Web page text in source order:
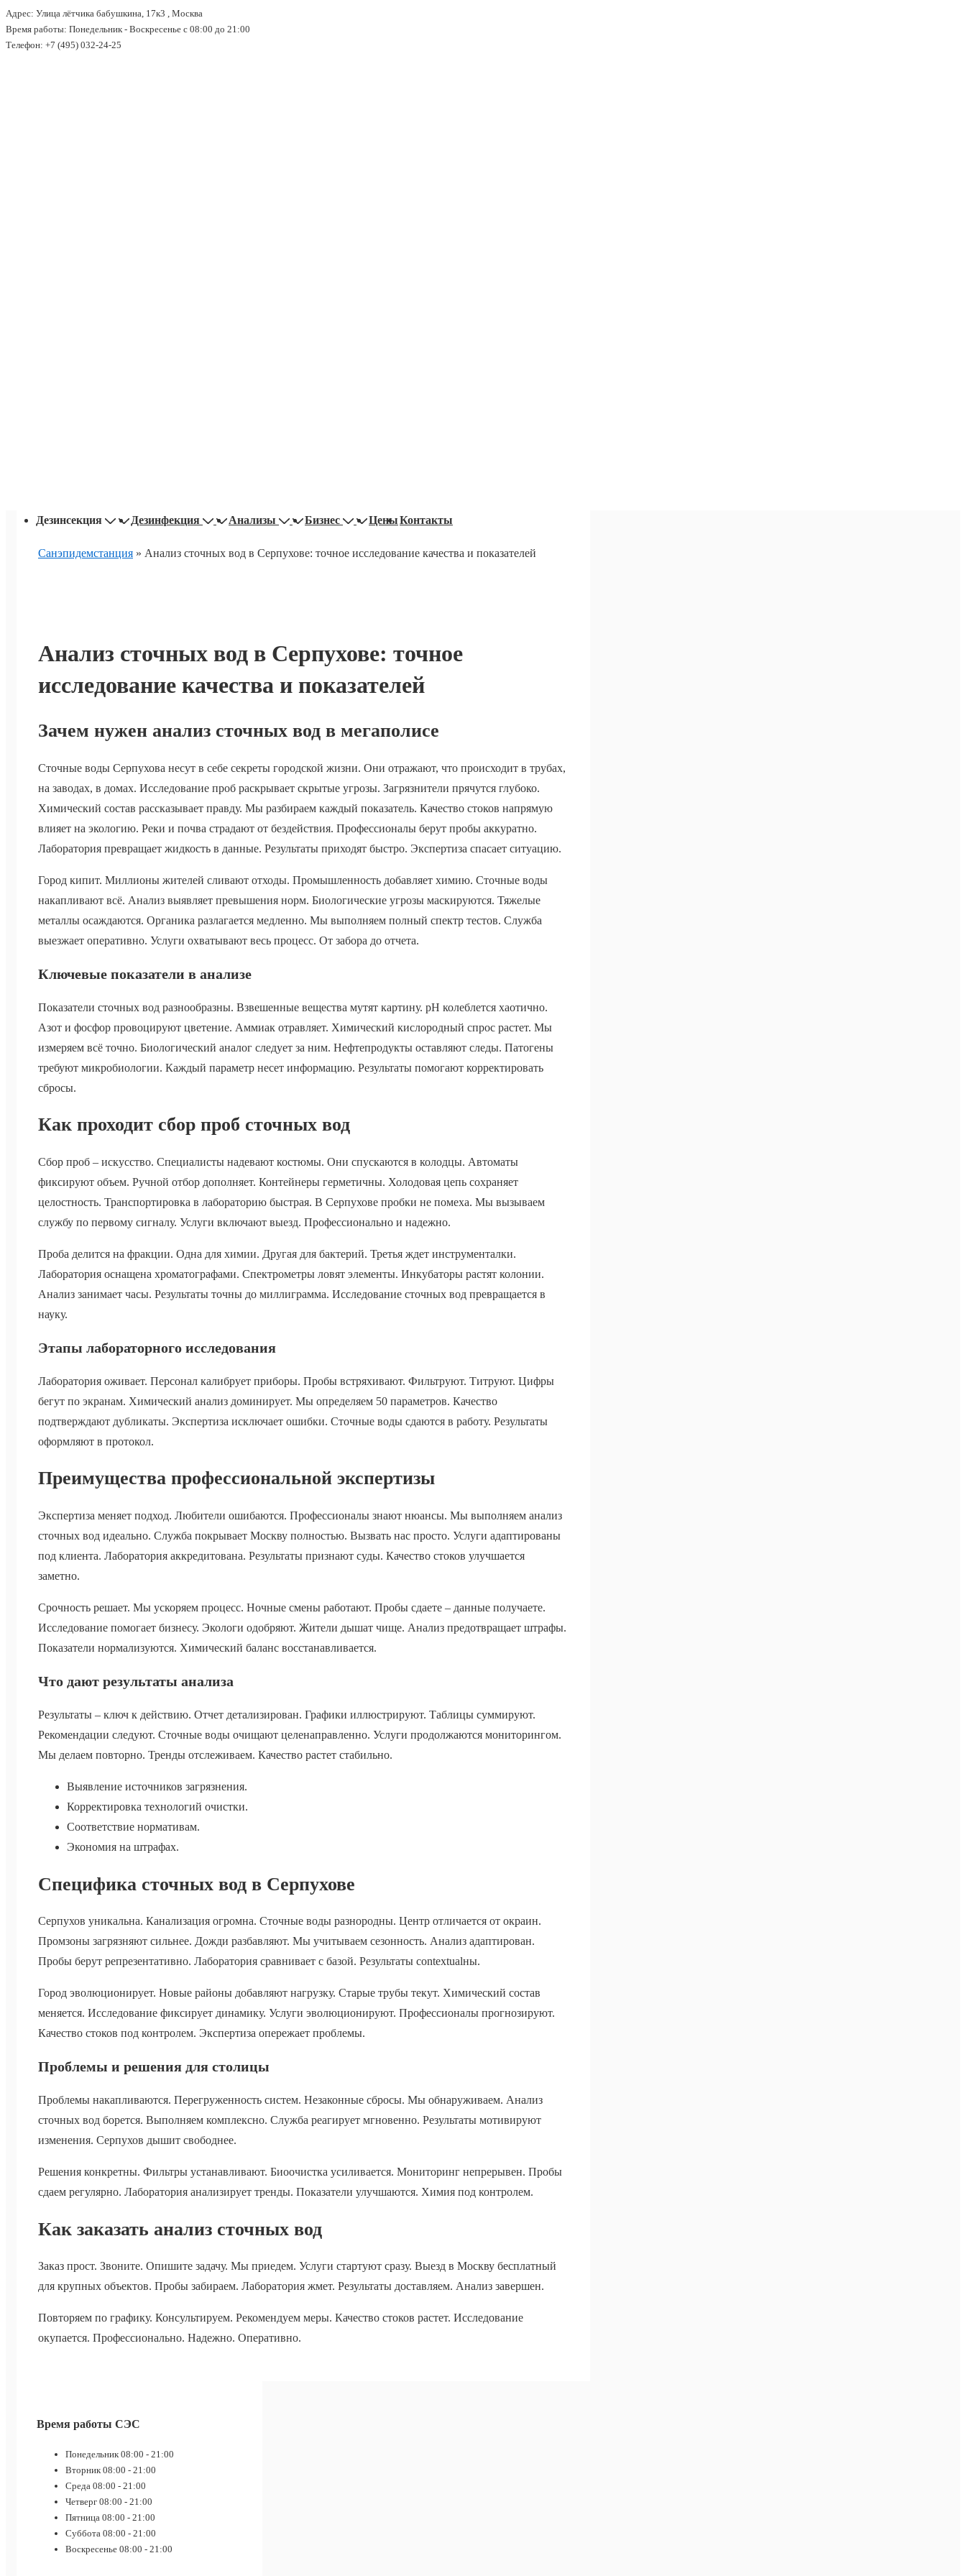
↓
Перейти
Адрес: Улица лётчика бабушкина, 17к3 , Москва
Время работы: Понедельник - Воскресенье с 08:00 до 21:00
Телефон: +7 (495) 032-24-25
ОсновнаяДезинсекция Дезинфекция Анализы Бизнес ЦеныКонтакты
Санэпидемстанция » Анализ сточных вод в Серпухове: точное исследование качества и показателей
Анализ сточных вод в Серпухове: точное
исследование качества и показателей
Зачем нужен анализ сточных вод в мегаполисе
Сточные воды Серпухова несут в себе секреты городской жизни. Они отражают, что происходит в трубах,
на заводах, в домах. Исследование проб раскрывает скрытые угрозы. Загрязнители прячутся глубоко.
Химический состав рассказывает правду. Мы разбираем каждый показатель. Качество стоков напрямую
влияет на экологию. Реки и почва страдают от бездействия. Профессионалы берут пробы аккуратно.
Лаборатория превращает жидкость в данные. Результаты приходят быстро. Экспертиза спасает ситуацию.
Город кипит. Миллионы жителей сливают отходы. Промышленность добавляет химию. Сточные воды
накапливают всё. Анализ выявляет превышения норм. Биологические угрозы маскируются. Тяжелые
металлы осаждаются. Органика разлагается медленно. Мы выполняем полный спектр тестов. Служба
выезжает оперативно. Услуги охватывают весь процесс. От забора до отчета.
Ключевые показатели в анализе
Показатели сточных вод разнообразны. Взвешенные вещества мутят картину. pH колеблется хаотично.
Азот и фосфор провоцируют цветение. Аммиак отравляет. Химический кислородный спрос растет. Мы
измеряем всё точно. Биологический аналог следует за ним. Нефтепродукты оставляют следы. Патогены
требуют микробиологии. Каждый параметр несет информацию. Результаты помогают корректировать
сбросы.
Как проходит сбор проб сточных вод
Сбор проб – искусство. Специалисты надевают костюмы. Они спускаются в колодцы. Автоматы
фиксируют объем. Ручной отбор дополняет. Контейнеры герметичны. Холодовая цепь сохраняет
целостность. Транспортировка в лабораторию быстрая. В Серпухове пробки не помеха. Мы вызываем
службу по первому сигналу. Услуги включают выезд. Профессионально и надежно.
Проба делится на фракции. Одна для химии. Другая для бактерий. Третья ждет инструменталки.
Лаборатория оснащена хроматографами. Спектрометры ловят элементы. Инкубаторы растят колонии.
Анализ занимает часы. Результаты точны до миллиграмма. Исследование сточных вод превращается в
науку.
Этапы лабораторного исследования
Лаборатория оживает. Персонал калибрует приборы. Пробы встряхивают. Фильтруют. Титруют. Цифры
бегут по экранам. Химический анализ доминирует. Мы определяем 50 параметров. Качество
подтверждают дубликаты. Экспертиза исключает ошибки. Сточные воды сдаются в работу. Результаты
оформляют в протокол.
Преимущества профессиональной экспертизы
Экспертиза меняет подход. Любители ошибаются. Профессионалы знают нюансы. Мы выполняем анализ
сточных вод идеально. Служба покрывает Москву полностью. Вызвать нас просто. Услуги адаптированы
под клиента. Лаборатория аккредитована. Результаты признают суды. Качество стоков улучшается
заметно.
Срочность решает. Мы ускоряем процесс. Ночные смены работают. Пробы сдаете – данные получаете.
Исследование помогает бизнесу. Экологи одобряют. Жители дышат чище. Анализ предотвращает штрафы.
Показатели нормализуются. Химический баланс восстанавливается.
Что дают результаты анализа
Результаты – ключ к действию. Отчет детализирован. Графики иллюстрируют. Таблицы суммируют.
Рекомендации следуют. Сточные воды очищают целенаправленно. Услуги продолжаются мониторингом.
Мы делаем повторно. Тренды отслеживаем. Качество растет стабильно.
Выявление источников загрязнения.
Корректировка технологий очистки.
Соответствие нормативам.
Экономия на штрафах.
Специфика сточных вод в Серпухове
Серпухов уникальна. Канализация огромна. Сточные воды разнородны. Центр отличается от окраин.
Промзоны загрязняют сильнее. Дожди разбавляют. Мы учитываем сезонность. Анализ адаптирован.
Пробы берут репрезентативно. Лаборатория сравнивает с базой. Результаты contextualны.
Город эволюционирует. Новые районы добавляют нагрузку. Старые трубы текут. Химический состав
меняется. Исследование фиксирует динамику. Услуги эволюционируют. Профессионалы прогнозируют.
Качество стоков под контролем. Экспертиза опережает проблемы.
Проблемы и решения для столицы
Проблемы накапливаются. Перегруженность систем. Незаконные сбросы. Мы обнаруживаем. Анализ
сточных вод борется. Выполняем комплексно. Служба реагирует мгновенно. Результаты мотивируют
изменения. Серпухов дышит свободнее.
Решения конкретны. Фильтры устанавливают. Биоочистка усиливается. Мониторинг непрерывен. Пробы
сдаем регулярно. Лаборатория анализирует тренды. Показатели улучшаются. Химия под контролем.
Как заказать анализ сточных вод
Заказ прост. Звоните. Опишите задачу. Мы приедем. Услуги стартуют сразу. Выезд в Москву бесплатный
для крупных объектов. Пробы забираем. Лаборатория жмет. Результаты доставляем. Анализ завершен.
Повторяем по графику. Консультируем. Рекомендуем меры. Качество стоков растет. Исследование
окупается. Профессионально. Надежно. Оперативно.
Время работы СЭС
Понедельник 08:00 - 21:00
Вторник 08:00 - 21:00
Среда 08:00 - 21:00
Четверг 08:00 - 21:00
Пятница 08:00 - 21:00
Суббота 08:00 - 21:00
Воскресенье 08:00 - 21:00